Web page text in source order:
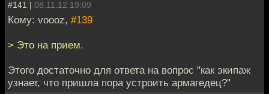
#141 | 08.11.12 19:09
Кому: voooz, #139
> Это на прием.
Этого достаточно для ответа на вопрос "как экипаж
узнает, что пришла пора устроить армагедец?"